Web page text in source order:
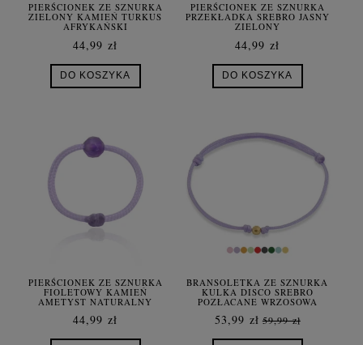
PIERŚCIONEK ZE SZNURKA
ZIELONY KAMIEŃ TURKUS
AFRYKAŃSKI
44,99 zł
DO KOSZYKA
PIERŚCIONEK ZE SZNURKA
PRZEKŁADKA SREBRO JASNY
ZIELONY
44,99 zł
DO KOSZYKA
PIERŚCIONEK ZE SZNURKA
FIOLETOWY KAMIEŃ
AMETYST NATURALNY
44,99 zł
BRANSOLETKA ZE SZNURKA
KULKA DISCO SREBRO
POZŁACANE WRZOSOWA
53,99 zł 59,99 zł